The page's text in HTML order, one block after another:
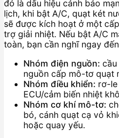
đó là dấu hiệu cảnh báo
lịch, khi bật A/C, quạt két
sẽ được kích hoạt ở một
trợ giải nhiệt. Nếu bật A/C
toàn, bạn cần nghĩ ngay
Nhóm điện nguồn:
nguồn cấp mô-tơ quạt
Nhóm điều khiển: rơ-le
ECU/cảm biến nhiệt
Nhóm cơ khí mô-tơ:
bó, cánh quạt cạ vỏ
hoặc quay yếu.